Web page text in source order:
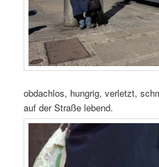
obdachlos, hungrig, verletzt,
auf der Straße lebend.